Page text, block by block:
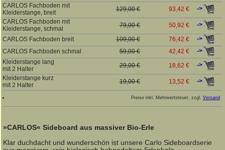
CARLOS Fachboden mit
Kleiderstange, breit
129,00 € 93,42 €
->
CARLOS Fachboden mit
Kleiderstange, schmal
79,00 € 50,92 € ->
CARLOS Fachboden breit 109,00 € 76,42 €
->
CARLOS Fachboden schmal
59,00 € 42,42 €
->
Kleiderstange lang
mit 2 Halter
29,00 € 18,62 €
->
Kleiderstange kurz
mit 2 Halter
19,00 € 13,52 € ->
Preise inkl. Mehrwertsteuer, zzgl. Versand.
»CARLOS« Sideboard aus massiver Bio-Erle
Klar duchdacht und wunderschön ist unsere Carlo Sideboardserie